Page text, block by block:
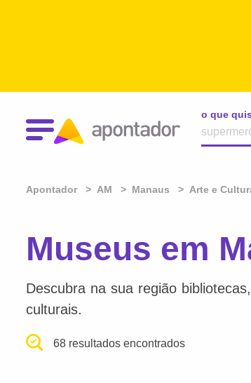
o que
Apontador AM Manaus Arte e
Museus em
Descubra na sua região
culturais.
68 resultados encontrados